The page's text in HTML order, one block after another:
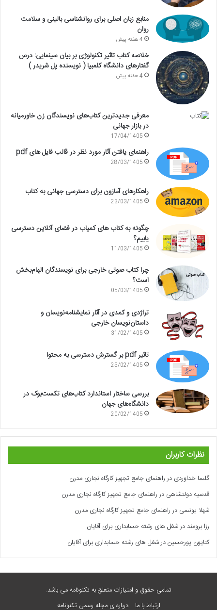
منابع زبان اصلی برای روانشناسی بالینی و سلامت
روان
4 هفته پیش
خلاصه کتاب تاثیر تکنولوژی بر بیان سینمایی: درس
گفتارهای دانشگاه کلمبیا ( نویسنده پل شریدر )
4 هفته پیش
معرفی جدیدترین کتاب‌های نویسندگان زن خاورمیانه
در بازار جهانی
17/04/1405
راهنمای یافتن آثار مورد نظر در قالب فایل های pdf
28/03/1405
راهکارهای آمازون برای دسترسی جهانی به کتاب
23/03/1405
چگونه به کتاب های کمیاب در فضای آنلاین دسترسی
یابیم؟
11/03/1405
چرا کتاب صوتی خارجی برای نویسندگان الهام‌بخش
است؟
05/03/1405
تراژدی و کمدی در آثار نمایشنامه‌نویسان و
داستان‌نویسان خارجی
31/02/1405
تاثیر pdf بر گسترش دسترسی به محتوا
25/02/1405
بررسی ساختار استاندارد کتاب‌های تکست‌بوک در
دانشگاه‌های جهان
20/02/1405
نظرات کاربران
گلسا خداوردی درراهنمای جامع تجهیز کارگاه نجاری مدرن
قدسیه دولتشاهی درراهنمای جامع تجهیز کارگاه نجاری مدرن
شهلا یونسی درراهنمای جامع تجهیز کارگاه نجاری مدرن
رزا برومنددرشغل های رشته حسابداری برای آقایان
کتایون پورحسیندرشغل های رشته حسابداری برای آقایان
تمامی حقوق و امتیازات متعلق به تکنونامه می باشد.
ارتباط با ما
درباره ی مجله رسمی تکنونامه